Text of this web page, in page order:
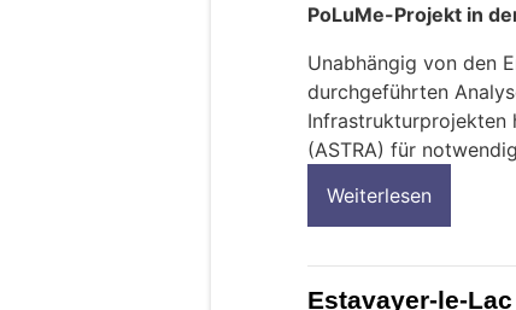
PoLuMe-Projekt in
Unabhängig von den
durchgeführten
Infrastrukturprojekten
(ASTRA) für
Weiterlesen
Estavayer-le-